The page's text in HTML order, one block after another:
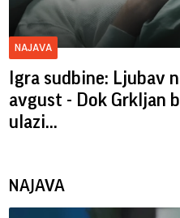
NAJAVA
Igra sudbine: Ljubav
avgust - Dok Grkljan
ulazi...
NAJAVA